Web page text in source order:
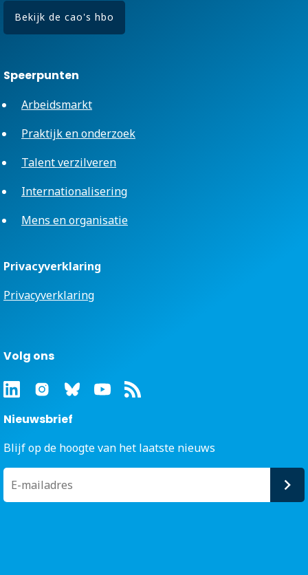
Bekijk de cao's hbo
Speerpunten
Arbeidsmarkt
Praktijk en onderzoek
Talent verzilveren
Internationalisering
Mens en organisatie
Privacyverklaring
Privacyverklaring
Volg ons
Nieuwsbrief
Blijf op de hoogte van het laatste nieuws